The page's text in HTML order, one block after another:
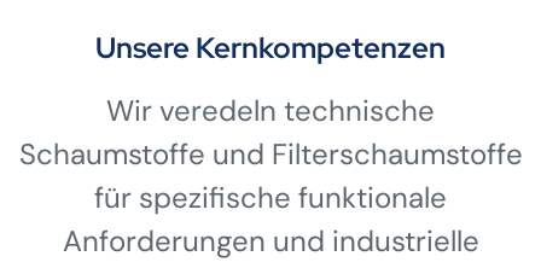
Unsere Kernkompetenzen
Wir veredeln technische
Schaumstoffe und Filterschaumstoffe
für spezifische funktionale
Anforderungen und industrielle